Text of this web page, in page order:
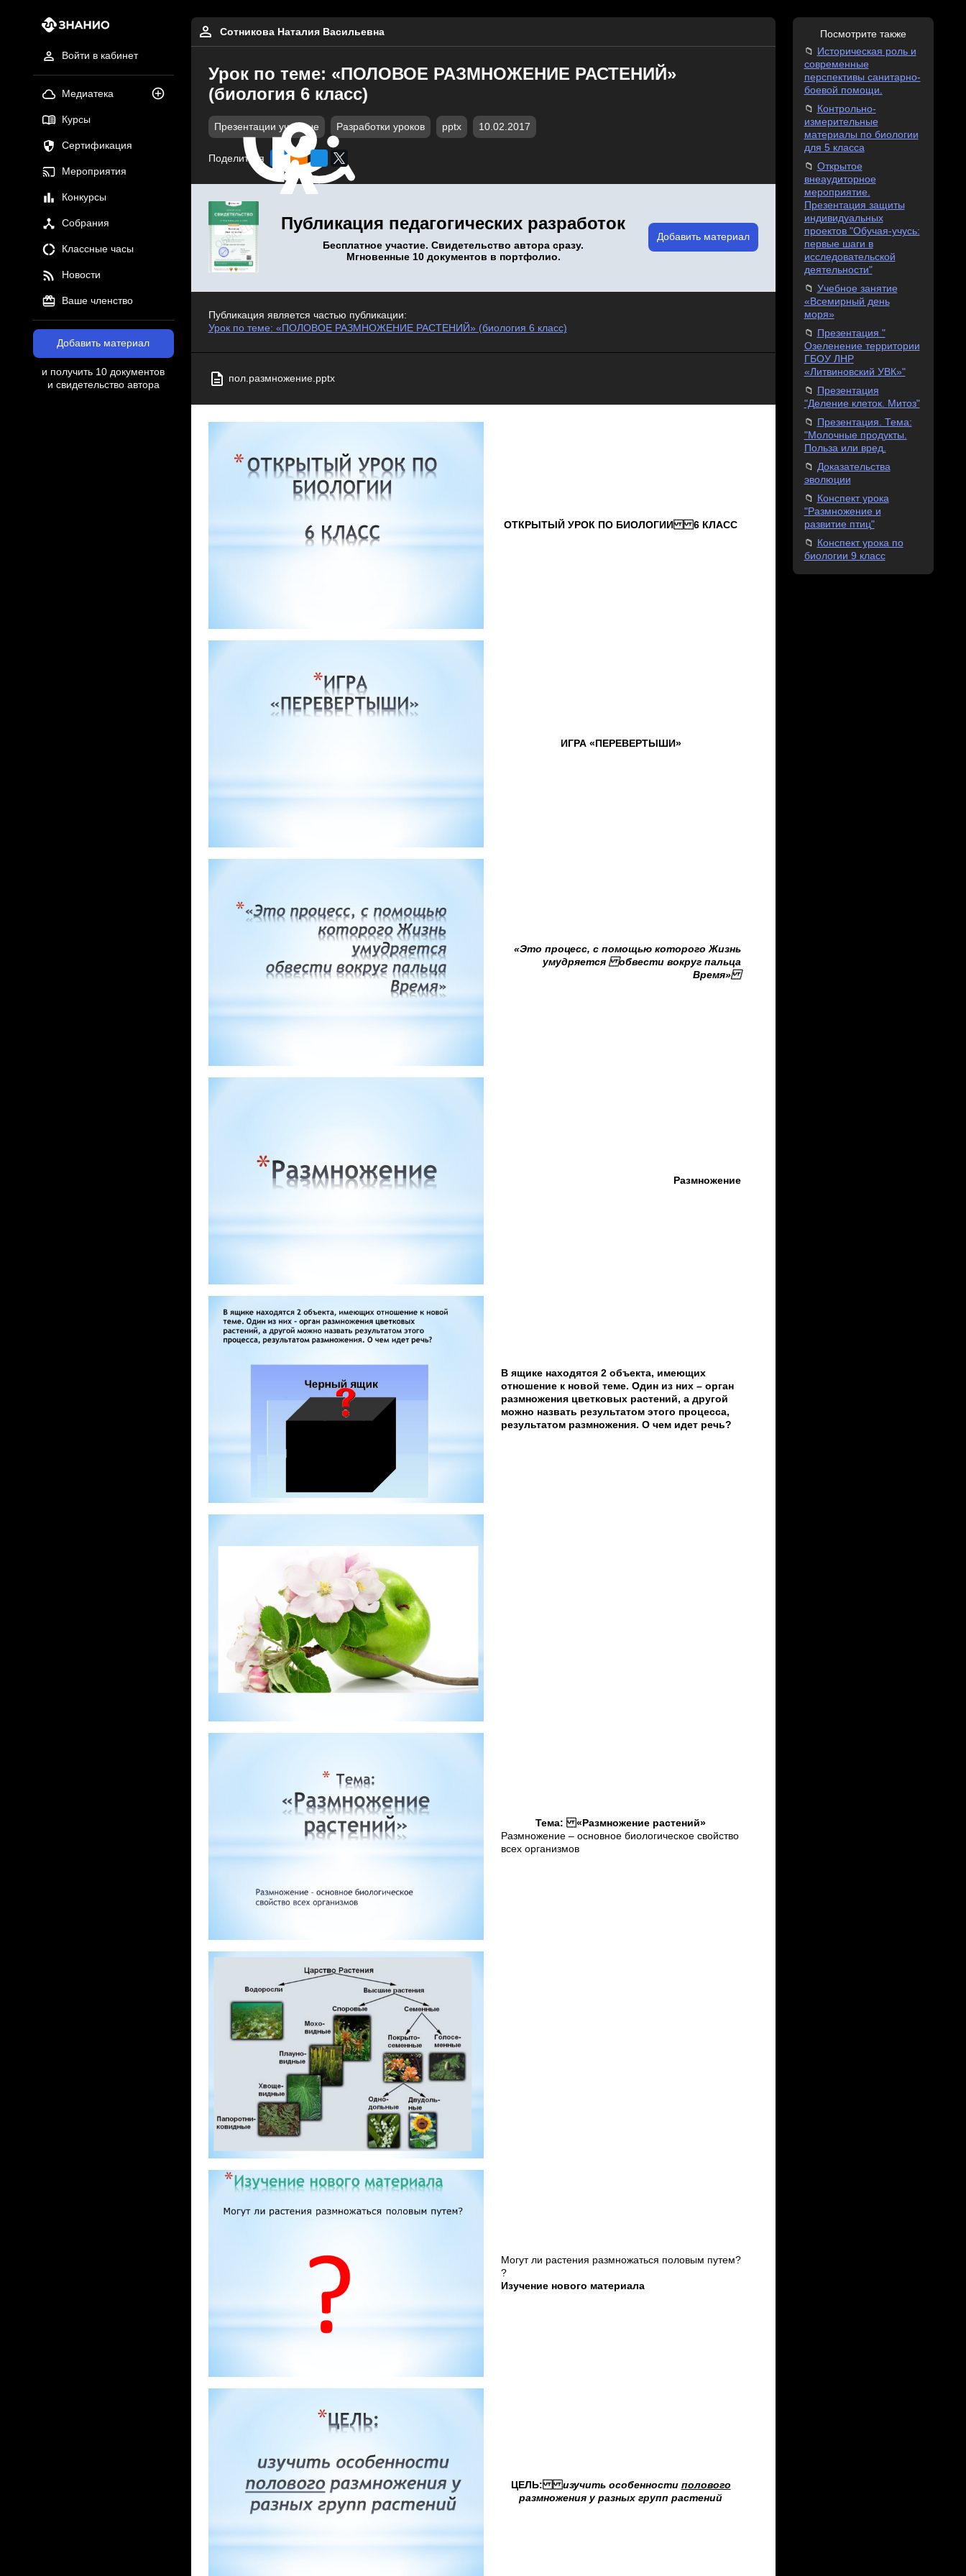
Войти в кабинет
Медиатека
Курсы
Сертификация
Мероприятия
Конкурсы
Собрания
Классные часы
Новости
Ваше членство
Добавить материал
и получить 10 документов
и свидетельство автора
Сотникова Наталия Васильевна
Урок по теме: «ПОЛОВОЕ РАЗМНОЖЕНИЕ РАСТЕНИЙ»
(биология 6 класс)
Презентации учебные Разработки уроков pptx 10.02.2017
Поделиться
Публикация педагогических разработок
Бесплатное участие. Свидетельство автора сразу.
Мгновенные 10 документов в портфолио.
Добавить материал
Публикация является частью публикации:
Урок по теме: «ПОЛОВОЕ РАЗМНОЖЕНИЕ РАСТЕНИЙ» (биология 6 класс)
пол.размножение.pptx
ОТКРЫТЫЙ УРОК ПО БИОЛОГИИ 6 КЛАСС
ИГРА «ПЕРЕВЕРТЫШИ»
«Это процесс, с помощью которого Жизнь
умудряется обвести вокруг пальца
Время»
Размножение
В ящике находятся 2 объекта, имеющих
отношение к новой теме. Один из них – орган
размножения цветковых растений, а другой
можно назвать результатом этого процесса,
результатом размножения. О чем идет речь?
Тема: «Размножение растений»
Размножение – основное биологическое свойство
всех организмов
Могут ли растения размножаться половым путем?
?
Изучение нового материала
ЦЕЛЬ:изучить особенности полового
размножения у разных групп растений
Посмотрите также
Историческая роль и
современные
перспективы санитарно-
боевой помощи.
Контрольно-
измерительные
материалы по биологии
для 5 класса
Открытое
внеаудиторное
мероприятие.
Презентация защиты
индивидуальных
проектов "Обучая-учусь:
первые шаги в
исследовательской
деятельности"
Учебное занятие
«Всемирный день
моря»
Презентация "
Озеленение территории
ГБОУ ЛНР
«Литвиновский УВК»"
Презентация
"Деление клеток. Митоз"
Презентация. Тема:
"Молочные продукты.
Польза или вред.
Доказательства
эволюции
Конспект урока
"Размножение и
развитие птиц"
Конспект урока по
биологии 9 класс